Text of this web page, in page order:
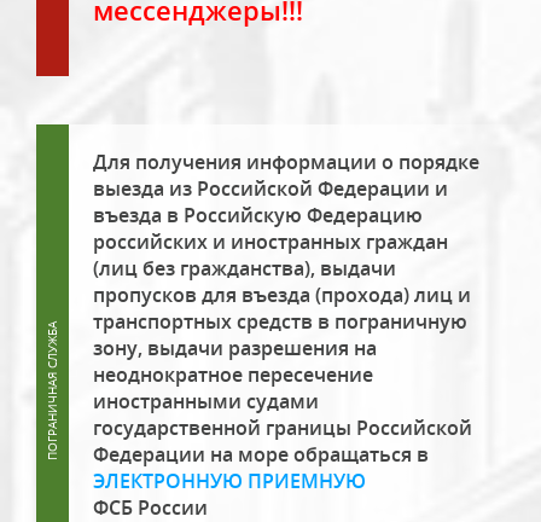
мессенджеры!!!
Для получения информации о порядке
выезда из Российской Федерации и
въезда в Российскую Федерацию
российских и иностранных граждан
(лиц без гражданства), выдачи
пропусков для въезда (прохода) лиц и
транспортных средств в пограничную
зону, выдачи разрешения на
неоднократное пересечение
иностранными судами
государственной границы Российской
Федерации на море обращаться в
ЭЛЕКТРОННУЮ ПРИЕМНУЮ
ФСБ России